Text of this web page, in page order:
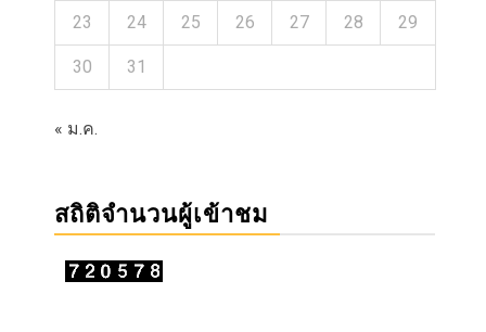
23 24 25 26 27 28 29
30 31
« ม.ค.
สถิติจำนวนผู้เข้าชม